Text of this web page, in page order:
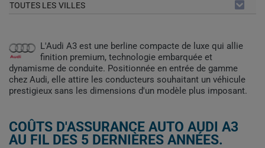
TOUTES LES VILLES
L'Audi A3 est une berline compacte de luxe qui allie
finition premium, technologie embarquée et
dynamisme de conduite. Positionnée en entrée de gamme
chez Audi, elle attire les conducteurs souhaitant un véhicule
prestigieux sans les dimensions d'un modèle plus imposant.
COÛTS D'ASSURANCE AUTO AUDI A3
AU FIL DES 5 DERNIÈRES ANNÉES.